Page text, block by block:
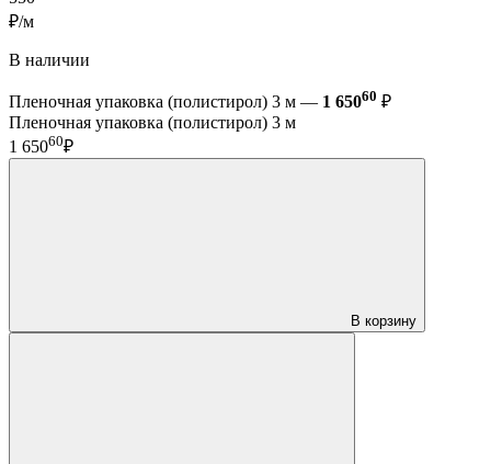
₽/м
В наличии
Пленочная упаковка (полистирол) 3 м — 1 65060 ₽
Пленочная упаковка (полистирол) 3 м
1 65060₽
В корзину